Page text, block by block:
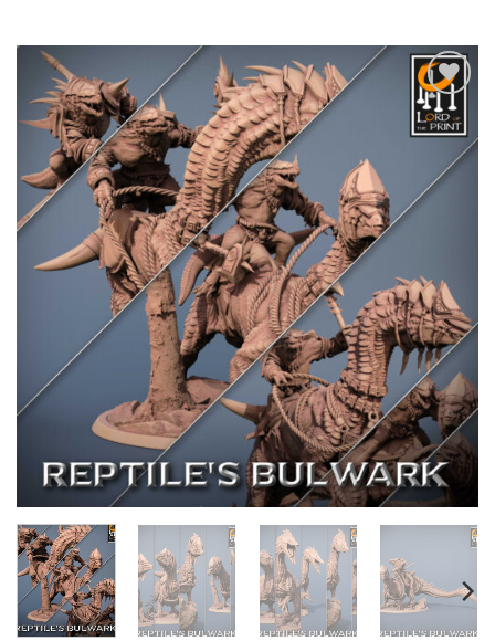
Añadir
a la
lista de
deseos